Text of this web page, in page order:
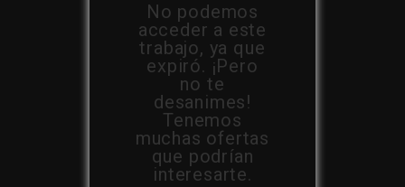
No podemos
acceder a este
trabajo, ya que
expiró. ¡Pero
no te
desanimes!
Tenemos
muchas ofertas
que podrían
interesarte.